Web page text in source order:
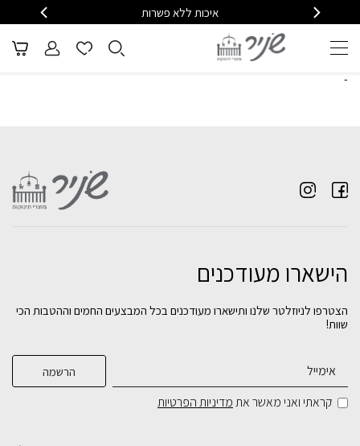
איכות ללא פשרות
-
הישארו מעודכנים
הצטרפו לניוזלטר שלנו ותישארו מעודכנים בכל המבצעים החמים וההטבות הכי
שוות!
קראתי ואני מאשר אתמדיניות הפרטיות